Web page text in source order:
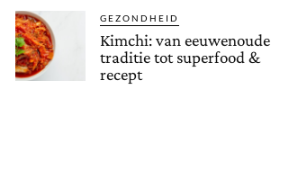
GEZONDHEID
Kimchi: van eeuwenoude
traditie tot superfood &
recept